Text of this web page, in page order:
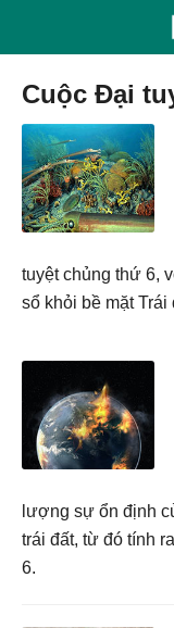
cuộc Đại
tuyệt chủng thứ 6,
sổ khỏi bề mặt
lượng sự ổn định
trái đất, từ đó tính
6.